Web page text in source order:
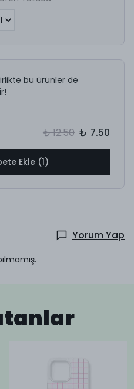
bu ürünler de
₺ 12.50 ₺ 7.50
Ekle (1)
Yorum Yap